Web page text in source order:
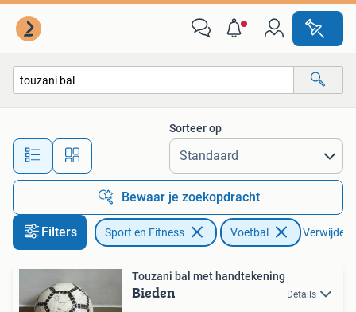
Alle afstanden…
Sorteer op
Bewaar je zoekopdracht
Filters Sport en Fitness Voetbal Verwijder
Touzani bal met handtekening
Bieden Details